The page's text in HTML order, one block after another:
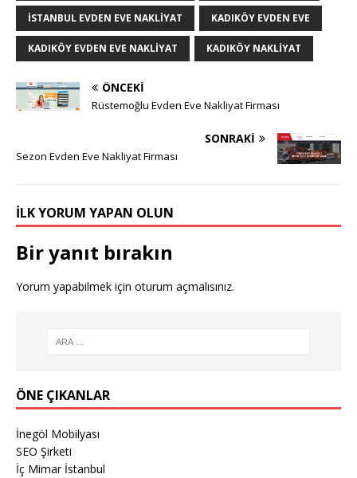
ISTANBUL EVDEN EVE NAKLIYAT KADIKÖY EVDEN EVE
KADIKÖY EVDEN EVE NAKLIYAT KADIKÖY NAKLIYAT
ÖNCEKI
Rüstemoğlu Evden Eve Nakliyat Firması
SONRAKI
Sezon Evden Eve Nakliyat Firması
İLK YORUM YAPAN OLUN
Bir yanıt bırakın
Yorum yapabilmek için oturum açmalısınız.
ÖNE ÇIKANLAR
İnegöl Mobilyası
SEO Şirketi
İç Mimar İstanbul